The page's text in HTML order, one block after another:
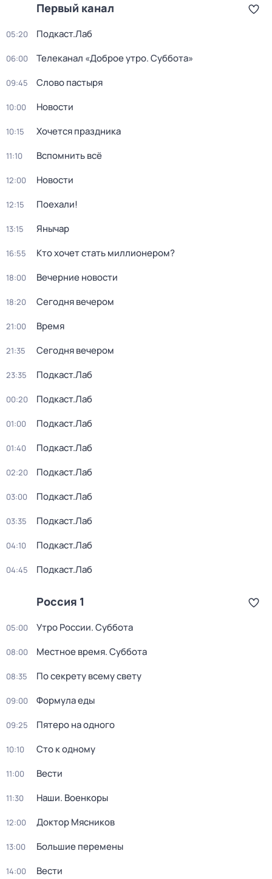
Первый канал
05:20 Подкаст.Лаб
06:00 Телеканал «Доброе утро. Суббота»
09:45 Слово пастыря
10:00 Новости
10:15 Хочется праздника
11:10 Вспомнить всё
12:00 Новости
12:15 Поехали!
13:15 Янычар
16:55 Кто хочет стать миллионером?
18:00 Вечерние новости
18:20 Сегодня вечером
21:00 Время
21:35 Сегодня вечером
23:35 Подкаст.Лаб
00:20 Подкаст.Лаб
01:00 Подкаст.Лаб
01:40 Подкаст.Лаб
02:20 Подкаст.Лаб
03:00 Подкаст.Лаб
03:35 Подкаст.Лаб
04:10 Подкаст.Лаб
04:45 Подкаст.Лаб
Россия 1
05:00 Утро России. Суббота
08:00 Местное время. Суббота
08:35 По секрету всему свету
09:00 Формула еды
09:25 Пятеро на одного
10:10 Сто к одному
11:00 Вести
11:30 Наши. Военкоры
12:00 Доктор Мясников
13:00 Большие перемены
14:00 Вести